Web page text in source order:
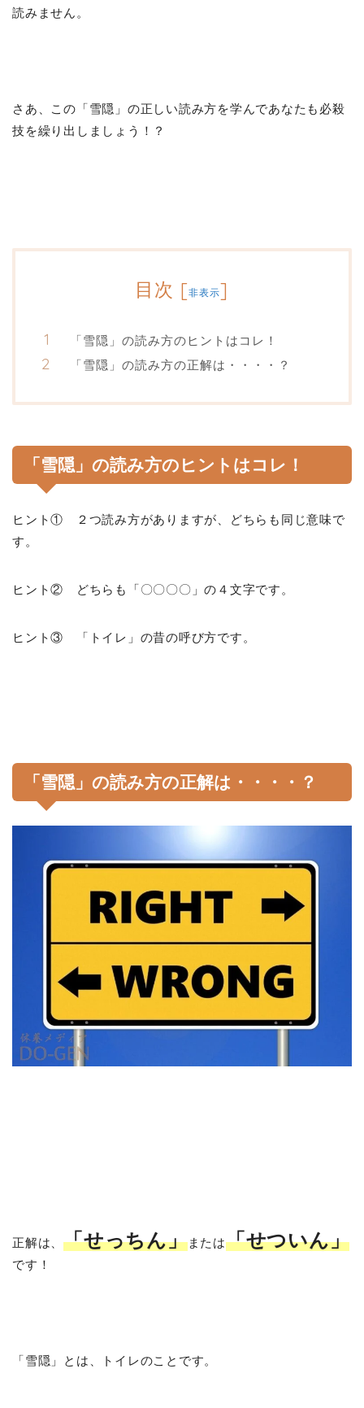
読みません。
さあ、この「雪隠」の正しい読み方を学んであなたも必殺
技を繰り出しましょう！？
目次 [非表示]
「雪隠」の読み方のヒントはコレ！
「雪隠」の読み方の正解は・・・・？
「雪隠」の読み方のヒントはコレ！
ヒント① ２つ読み方がありますが、どちらも同じ意味で
す。
ヒント② どちらも「〇〇〇〇」の４文字です。
ヒント③ 「トイレ」の昔の呼び方です。
「雪隠」の読み方の正解は・・・・？
正解は、「せっちん」または「せついん」
です！
「雪隠」とは、トイレのことです。